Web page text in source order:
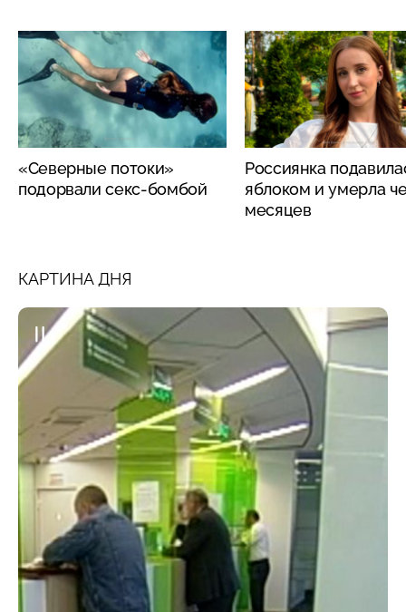
«Северные потоки»
подорвали секс-бомбой
Россиянка
яблоком и умерла
месяцев
КАРТИНА ДНЯ